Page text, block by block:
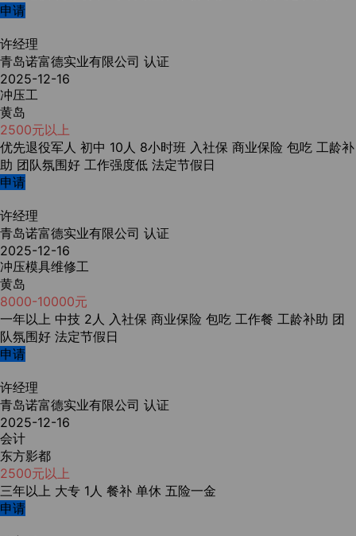
申请
许经理
青岛诺富德实业有限公司 认证
2025-12-16
冲压工
黄岛
2500元以上
优先退役军人 初中 10人 8小时班 入社保 商业保险 包吃 工龄补
助 团队氛围好 工作强度低 法定节假日
申请
许经理
青岛诺富德实业有限公司 认证
2025-12-16
冲压模具维修工
黄岛
8000-10000元
一年以上 中技 2人 入社保 商业保险 包吃 工作餐 工龄补助 团
队氛围好 法定节假日
申请
许经理
青岛诺富德实业有限公司 认证
2025-12-16
会计
东方影都
2500元以上
三年以上 大专 1人 餐补 单休 五险一金
申请